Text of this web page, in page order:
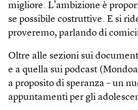
migliore. L’ambizione è
se possibile costruttive. E si
proveremo, parlando di
Oltre alle sezioni sui
e a quella sui podcast
a proposito di speranza – un
appuntamenti per gli